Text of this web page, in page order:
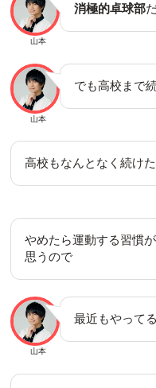
山本
消極的卓球部
山本
でも高校まで
高校もなんとなく続け
やめたら運動する習慣
思うので
山本
最近もやって